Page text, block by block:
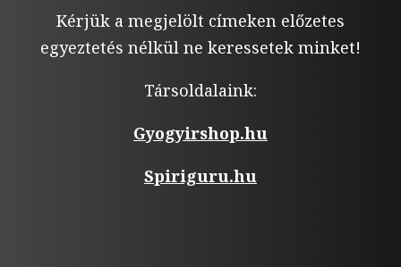
Kérjük a megjelölt címeken előzetes
egyeztetés nélkül ne keressetek minket!
Társoldalaink:
Gyogyirshop.hu
Spiriguru.hu